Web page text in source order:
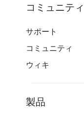
コミュニティ
サポート
コミュニティ
ウィキ
製品